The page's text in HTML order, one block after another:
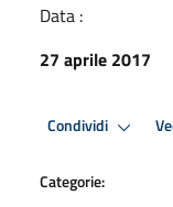
Data :
27 aprile 2017
Condividi
Categorie: